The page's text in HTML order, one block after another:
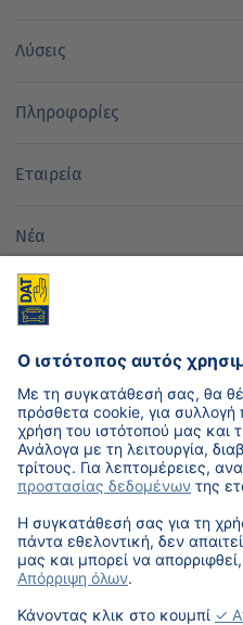
Λύσεις
Πληροφορίες
Εταιρεία
Νέα
Επικοινωνία
weDAT®
DAT HELLAS ΕΠΕ
Ατθίδων 5, Καλλιθέα
17671, Αθήνα
Τηλέφωνο: +30 2109577102